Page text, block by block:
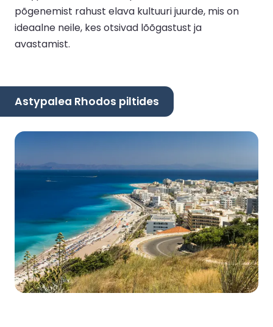
põgenemist rahust elava kultuuri juurde, mis on
ideaalne neile, kes otsivad lõõgastust ja
avastamist.
Astypalea Rhodos piltides